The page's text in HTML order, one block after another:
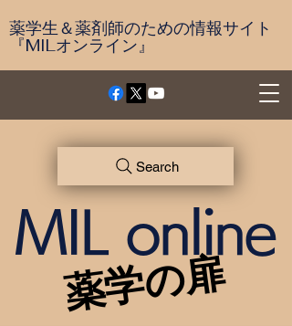
薬学生＆薬剤師のための情報サイト
『MILオンライン』
薬学の扉
薬学の扉
MIL online
Search